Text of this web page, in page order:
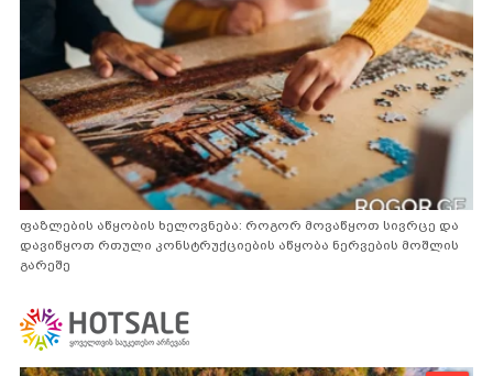
ფაზლების აწყობის ხელოვნება: როგორ მოვაწყოთ სივრცე და
დავიწყოთ რთული კონსტრუქციების აწყობა ნერვების მოშლის
გარეშე